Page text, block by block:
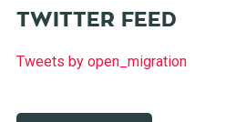
TWITTER FEED
Tweets by open_migration